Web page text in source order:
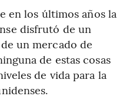
en los últimos años la
disfrutó de un
un mercado de
de estas cosas
de vida para la